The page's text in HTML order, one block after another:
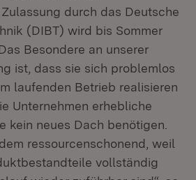
durch das Deutsche
(DIBT) wird bis Sommer
Besondere an unserer
ist, dass sie sich problemlos
laufenden Betrieb realisieren
Unternehmen erhebliche
kein neues Dach benötigen.
ressourcenschonend, weil
vollständig